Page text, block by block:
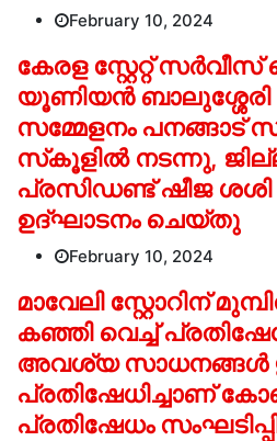
February 10, 2024
കേരള സ്റ്റേറ്റ്
യൂണിയന്‍
സമ്മേളനം പനങ്ങാട്
സ്‌കൂളില്‍ നടന്നു,
പ്രസിഡണ്ട് ഷീജ ശശി
ഉദ്ഘാടനം ചെയ്തു
February 10, 2024
മാവേലി സ്റ്റോറിന്
കഞ്ഞി വെച്ച്
അവശ്യ സാധനങ്ങള്‍
പ്രതിഷേധിച്ചാണ്
പ്രതിഷേധം